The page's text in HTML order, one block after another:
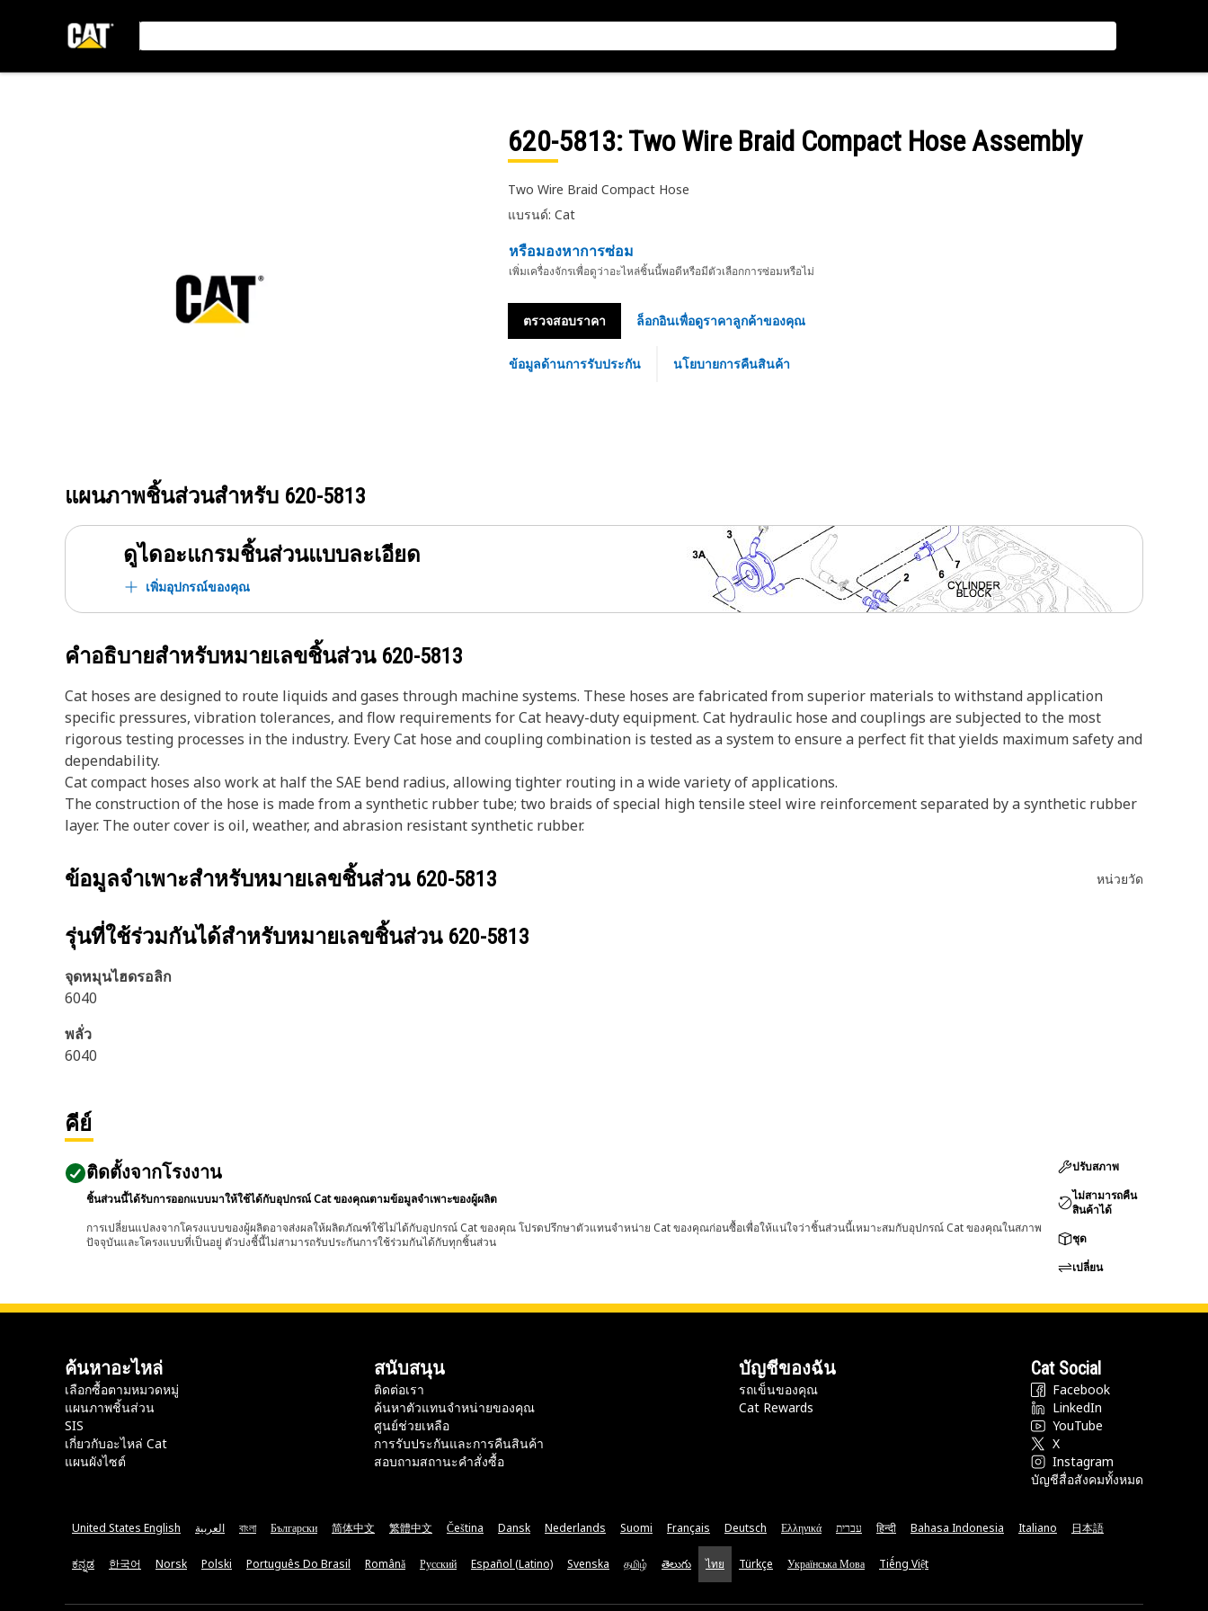
620-5813: Two Wire Braid Compact Hose Assembly
Two Wire Braid Compact Hose
แบรนด์: Cat
หรือมองหาการซ่อม
เพิ่มเครื่องจักรเพื่อดูว่าอะไหล่ชิ้นนี้พอดีหรือมีตัวเลือกการซ่อมหรือไม่
ตรวจสอบราคา ล็อกอินเพื่อดูราคาลูกค้าของคุณ
ข้อมูลด้านการรับประกัน นโยบายการคืนสินค้า
แผนภาพชิ้นส่วนสำหรับ 620-5813
ดูไดอะแกรมชิ้นส่วนแบบละเอียด
เพิ่มอุปกรณ์ของคุณ
คำอธิบายสำหรับหมายเลขชิ้นส่วน 620-5813
Cat hoses are designed to route liquids and gases through machine systems. These hoses are fabricated from superior materials to withstand application
specific pressures, vibration tolerances, and flow requirements for Cat heavy-duty equipment. Cat hydraulic hose and couplings are subjected to the most
rigorous testing processes in the industry. Every Cat hose and coupling combination is tested as a system to ensure a perfect fit that yields maximum safety and
dependability.
Cat compact hoses also work at half the SAE bend radius, allowing tighter routing in a wide variety of applications.
The construction of the hose is made from a synthetic rubber tube; two braids of special high tensile steel wire reinforcement separated by a synthetic rubber
layer. The outer cover is oil, weather, and abrasion resistant synthetic rubber.
ข้อมูลจำเพาะสำหรับหมายเลขชิ้นส่วน 620-5813 หน่วยวัด
รุ่นที่ใช้ร่วมกันได้สำหรับหมายเลขชิ้นส่วน 620-5813
จุดหมุนไฮดรอลิก
6040
พลั่ว
6040
คีย์
ติดตั้งจากโรงงาน
ชิ้นส่วนนี้ได้รับการออกแบบมาให้ใช้ได้กับอุปกรณ์ Cat ของคุณตามข้อมูลจำเพาะของผู้ผลิต
การเปลี่ยนแปลงจากโครงแบบของผู้ผลิตอาจส่งผลให้ผลิตภัณฑ์ใช้ไม่ได้กับอุปกรณ์ Cat ของคุณ โปรดปรึกษาตัวแทนจำหน่าย Cat ของคุณก่อนซื้อเพื่อให้แน่ใจว่าชิ้นส่วนนี้เหมาะสมกับอุปกรณ์ Cat ของคุณในสภาพ
ปัจจุบันและโครงแบบที่เป็นอยู่ ตัวบ่งชี้นี้ไม่สามารถรับประกันการใช้ร่วมกันได้กับทุกชิ้นส่วน
ปรับสภาพ
ไม่สามารถคืน
สินค้าได้
ชุด
เปลี่ยน
ค้นหาอะไหล่
เลือกซื้อตามหมวดหมู่
แผนภาพชิ้นส่วน
SIS
เกี่ยวกับอะไหล่ Cat
แผนผังไซต์
สนับสนุน
ติดต่อเรา
ค้นหาตัวแทนจำหน่ายของคุณ
ศูนย์ช่วยเหลือ
การรับประกันและการคืนสินค้า
สอบถามสถานะคำสั่งซื้อ
บัญชีของฉัน
รถเข็นของคุณ
Cat Rewards
Cat Social
Facebook
LinkedIn
YouTube
X
Instagram
บัญชีสื่อสังคมทั้งหมด
United States English العربية বাংলা Български 简体中文 繁體中文 Čeština Dansk Nederlands Suomi Français Deutsch Ελληνικά עברית हिन्दी Bahasa Indonesia Italiano 日本語
ಕನ್ನಡ 한국어 Norsk Polski Português Do Brasil Română Русский Español (Latino) Svenska தமிழ் తెలుగు ไทย Türkçe Українська Мова Tiếng Việt